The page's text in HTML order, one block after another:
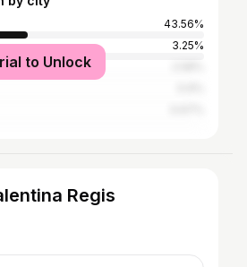
43.56%
3.25%
to Unlock
Regis